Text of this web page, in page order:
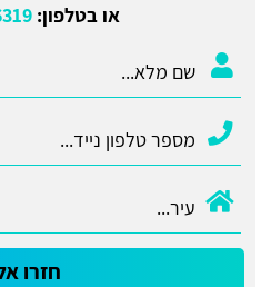
או בטלפון:
חזרו